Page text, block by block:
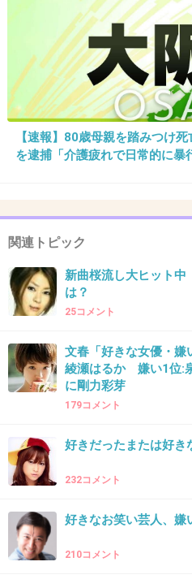
て幸せに暮らしておりま
34. 匿名2012/12/22(土) 08:29:15
ポケットビスケッツは
35. 匿名2012/12/22(土) 08:29:50
ミスチルの
Tomorrow never knows
36. 匿名2012/12/22(土) 08:30:12
【速報】80歳母親を踏みつけ
を逮捕「介護疲れで日常的に暴
関連トピック
新曲桜流し大ヒット中
は？
25コメント
文春「好きな女優・
綾瀬はるか 嫌い1位:
に剛力彩芽
179コメント
好きだったまたは好き
232コメント
好きなお笑い芸人、嫌
210コメント